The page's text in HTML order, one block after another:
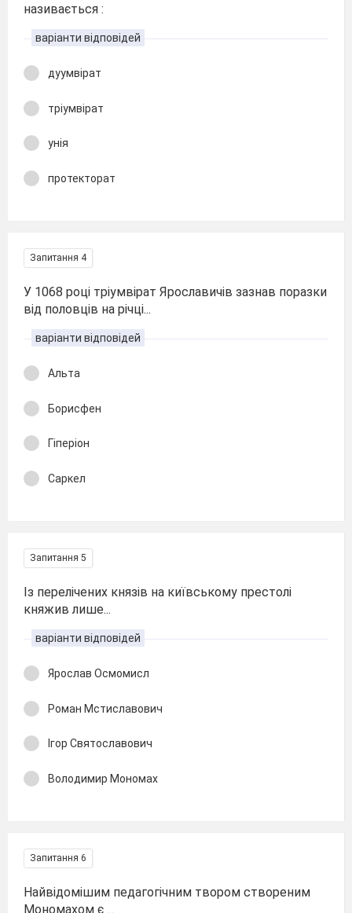
називається :
варіанти відповідей
дуумвірат
тріумвірат
унія
протекторат
Запитання 4
У 1068 році тріумвірат Ярославичів зазнав поразки
від половців на річці...
варіанти відповідей
Альта
Борисфен
Гіперіон
Саркел
Запитання 5
Із перелічених князів на київському престолі
княжив лише...
варіанти відповідей
Ярослав Осмомисл
Роман Мстиславович
Ігор Святославович
Володимир Мономах
Запитання 6
Найвідомішим педагогічним твором створеним
Мономахом є ...